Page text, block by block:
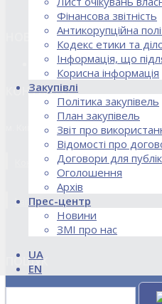
Фінансова звітність
Антикорупційна
Кодекс етики та
Інформація, що
Корисна інформація
Закупівлі
Політика закупівель
План закупівель
Звіт про
Відомості про
Договори для
Оголошення
Архів
Прес-центр
Новини
ЗМІ про нас
UA
EN
НОВИНИ
18.02.2026 Стартував
КОНТАКТИ
м. Київ, вул. Кирилівська, 85
Контакти договірного відділу,
kanc@uie.kiev.ua
ПОШУК